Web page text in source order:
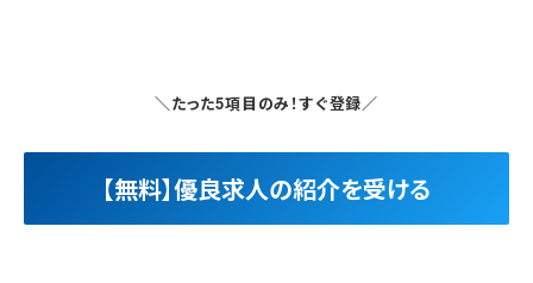
＼たった5項目のみ！すぐ登録／
【無料】優良求人の紹介を受ける